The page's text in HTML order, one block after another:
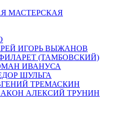
МАСТЕРСКАЯ
ИГОРЬ ВЫЖАНОВ
(ТАМБОВСКИЙ)
ИВАНУСА
ШУЛЬГА
ТРЕМАСКИН
АЛЕКСИЙ ТРУНИН